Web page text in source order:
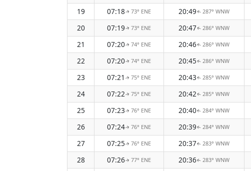
19
07:18↑73° ENE 20:49↑ 287° WNW
20
07:19↑73° ENE 20:47↑ 286° WNW
21
07:20↑ 74° ENE 20:46↑ 286° WNW
22
07:20↑ 74° ENE 20:45↑ 286° WNW
23
07:21 ↑ 75° ENE 20:43↑ 285° WNW
24
07:22↑ 75° ENE 20:42↑ 285° WNW
25
07:23↑ 76° ENE 20:40↑ 284° WNW
26
07:24↑ 76° ENE 20:39↑ 284° WNW
27
07:25↑ 76° ENE 20:37↑ 283° WNW
28
07:26↑ 77° ENE 20:36↑ 283° WNW